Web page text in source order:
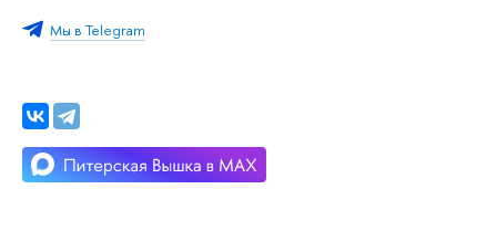
Мы в Telegram